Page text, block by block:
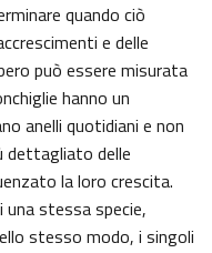
quando ciò
e delle
può essere misurata
hanno un
anelli quotidiani e non
dettagliato delle
la loro crescita.
una stessa specie,
stesso modo, i singoli